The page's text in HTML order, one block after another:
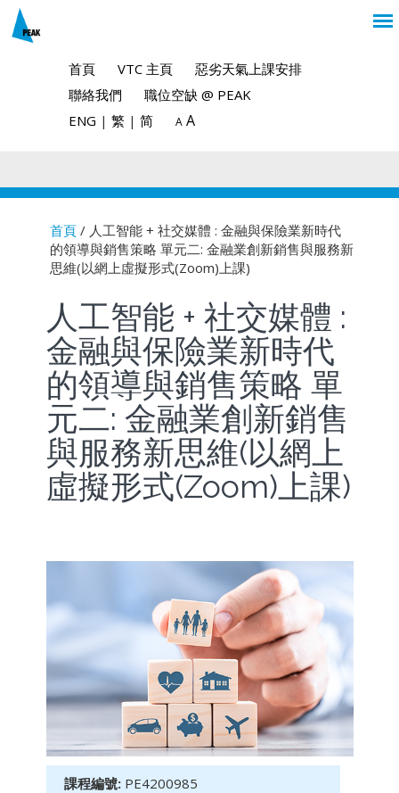
首頁 VTC 主頁
惡劣天氣上課安排
聯絡我們
職位空缺 @ PEAK
ENG | 繁 | 简 A A
You are here
首頁/ 人工智能 + 社交媒體 : 金融與保險業新時代
的領導與銷售策略 單元二: 金融業創新銷售與服務新
思維(以網上虛擬形式(Zoom)上課)
人工智能 + 社交媒體 :
金融與保險業新時代
的領導與銷售策略 單
元二: 金融業創新銷售
與服務新思維(以網上
虛擬形式(Zoom)上課)
課程編號: PE4200985